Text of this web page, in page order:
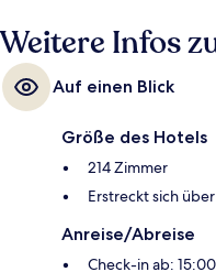
Weitere Infos
Auf einen Blick
Größe des Hotels
214 Zimmer
Erstreckt sich
Anreise/Abreise
Check-in ab: